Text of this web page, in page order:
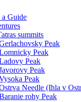
Guide
summits
Peak
Peak
Peak
Peak
Peak
Needle (Ihla v
rohy Peak